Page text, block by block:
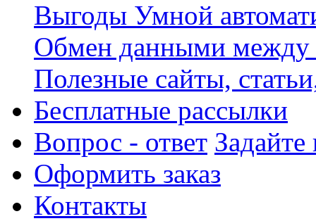
Выгоды Умной
Обмен данными между
Полезные сайты,
Бесплатные рассылки
Вопрос - ответ
Оформить заказ
Контакты